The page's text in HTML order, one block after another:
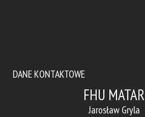
DANE KONTAKTOWE
FHU MATAR
Jarosław Gryla